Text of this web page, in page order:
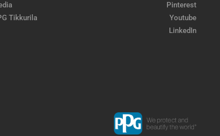
Tikkurila
Pinterest
Youtube
LinkedIn